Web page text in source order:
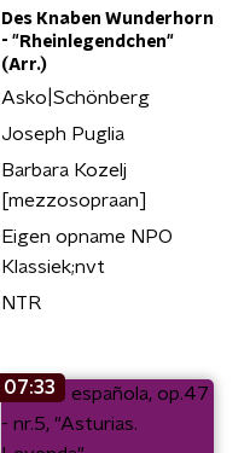
Des Knaben Wunderhorn
- "Rheinlegendchen"
(Arr.)
Asko|Schönberg
Joseph Puglia
Barbara Kozelj
[mezzosopraan]
Eigen opname NPO
Klassiek;nvt
NTR
07:33